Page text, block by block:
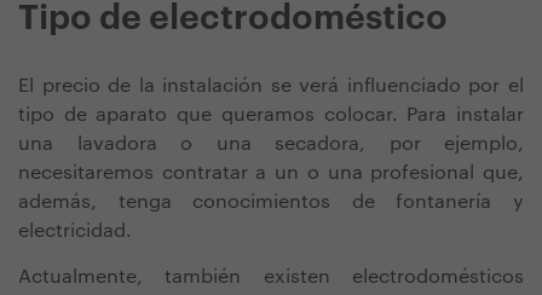
Tipo de electrodoméstico
El precio de la instalación se verá influenciado por el
tipo de aparato que queramos colocar. Para instalar
una lavadora o una secadora, por ejemplo,
necesitaremos contratar a un o una profesional que,
además, tenga conocimientos de fontanería y
electricidad.
Actualmente, también existen electrodomésticos